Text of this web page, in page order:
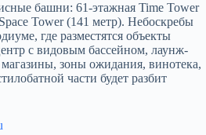
башни: 61-этажная Time Tower
Tower (141 метр). Небоскребы
где разместятся объекты
с видовым бассейном, лаунж-
зоны ожидания, винотека,
части будет разбит